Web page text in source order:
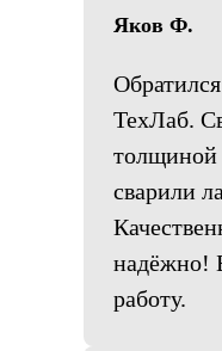
Яков Ф.
ТехЛаб.
толщиной
сварили
надёжно!
работу.